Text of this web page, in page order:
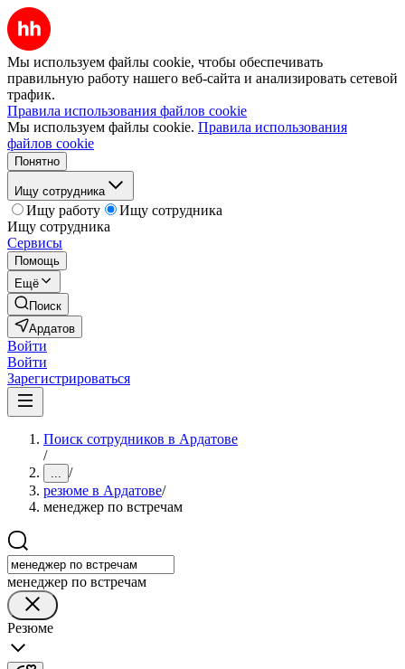
Мы используем файлы cookie, чтобы обеспечивать
правильную работу нашего веб-сайта и анализировать сетевой
трафик.
Правила использования файлов cookie
Мы используем файлы cookie. Правила использования
файлов cookie
Понятно
Ищу сотрудника
Ищу работу
Ищу сотрудника
Ищу сотрудника
Сервисы
Помощь
Ещё
Поиск
Ардатов
Войти
Войти
Зарегистрироваться
Поиск сотрудников в Ардатове
/
... /
резюме в Ардатове/
менеджер по встречам
менеджер по встречам
Резюме